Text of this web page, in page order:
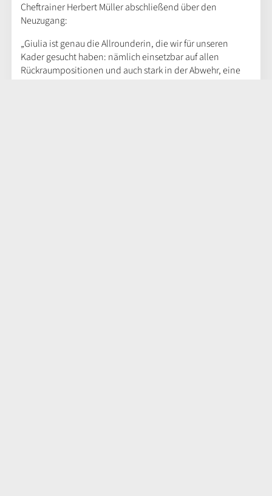
Cheftrainer Herbert Müller abschließend über den
Neuzugang:
„Giulia ist genau die Allrounderin, die wir für unseren
Kader gesucht haben: nämlich einsetzbar auf allen
Rückraumpositionen und auch stark in der Abwehr, eine